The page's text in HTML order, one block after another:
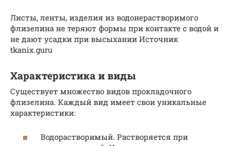
Листы, ленты, изделия из водонерастворимого
флизелина не теряют формы при контакте с водой и
не дают усадки при высыхании Источник
tkanix.guru
Характеристика и виды
Существует множество видов прокладочного
флизелина. Каждый вид имеет свои уникальные
характеристики:
Водорастворимый. Растворяется при